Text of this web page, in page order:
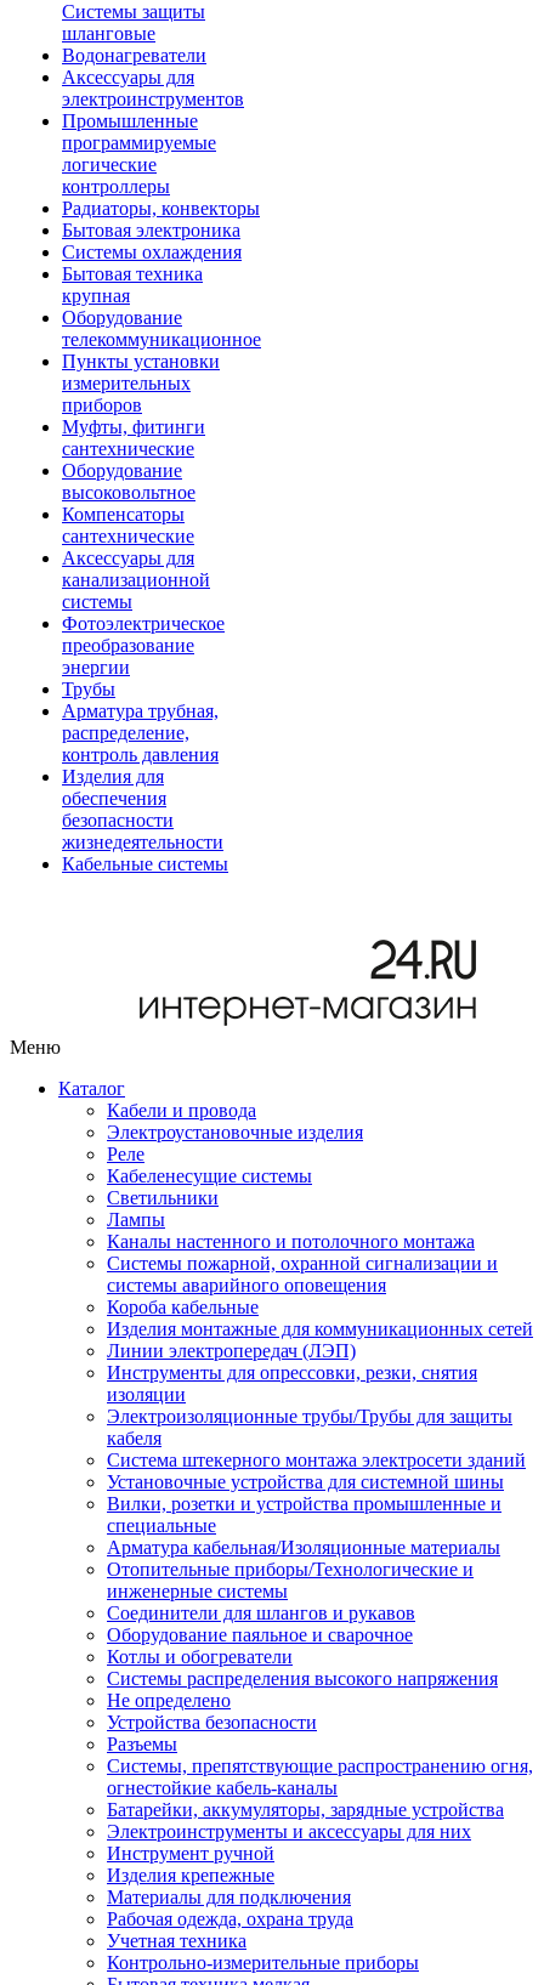
Системы защиты
шланговые
Водонагреватели
Аксессуары для
электроинструментов
Промышленные
программируемые
логические
контроллеры
Радиаторы, конвекторы
Бытовая электроника
Системы охлаждения
Бытовая техника
крупная
Оборудование
телекоммуникационное
Пункты установки
измерительных
приборов
Муфты, фитинги
сантехнические
Оборудование
высоковольтное
Компенсаторы
сантехнические
Аксессуары для
канализационной
системы
Фотоэлектрическое
преобразование
энергии
Трубы
Арматура трубная,
распределение,
контроль давления
Изделия для
обеспечения
безопасности
жизнедеятельности
Кабельные системы
Меню
Каталог
Кабели и провода
Электроустановочные изделия
Реле
Кабеленесущие системы
Светильники
Лампы
Каналы настенного и потолочного монтажа
Системы пожарной, охранной сигнализации и
системы аварийного оповещения
Короба кабельные
Изделия монтажные для коммуникационных сетей
Линии электропередач (ЛЭП)
Инструменты для опрессовки, резки, снятия
изоляции
Электроизоляционные трубы/Трубы для защиты
кабеля
Система штекерного монтажа электросети зданий
Установочные устройства для системной шины
Вилки, розетки и устройства промышленные и
специальные
Арматура кабельная/Изоляционные материалы
Отопительные приборы/Технологические и
инженерные системы
Соединители для шлангов и рукавов
Оборудование паяльное и сварочное
Котлы и обогреватели
Системы распределения высокого напряжения
Не определено
Устройства безопасности
Разъемы
Системы, препятствующие распространению огня,
огнестойкие кабель-каналы
Батарейки, аккумуляторы, зарядные устройства
Электроинструменты и аксессуары для них
Инструмент ручной
Изделия крепежные
Материалы для подключения
Рабочая одежда, охрана труда
Учетная техника
Контрольно-измерительные приборы